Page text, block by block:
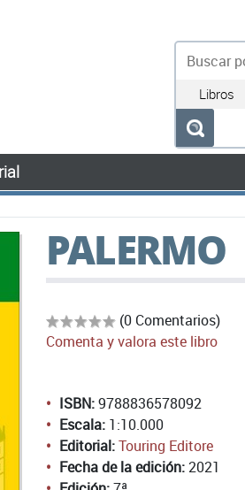
PALERMO
(0 Comentarios)
Comenta y valora este libro
ISBN:9788836578092
Escala: 1:10.000
Editorial:Touring Editore
Fecha de la edición:2021